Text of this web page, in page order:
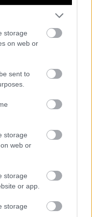
storage
on web or
sent to
storage
web or
storage
or app.
storage
μπορεί να γίνει η
το ελληνικό σινεμά